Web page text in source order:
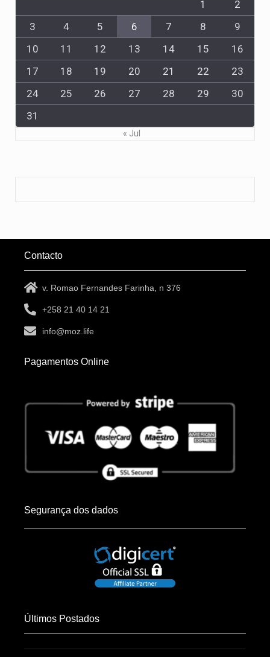
1
2
3
4 5 6 7 8
9
10
11 12 13 14 15
16
17
18 19 20 21 22
23
24
25 26 27 28 29
30
31
« Jul
Contacto
v. Romao Fernandes Farinha, n 376
+258 21 40 14 21
info@moz.life
Pagamentos Online
Segurança dos dados
Últimos Postados